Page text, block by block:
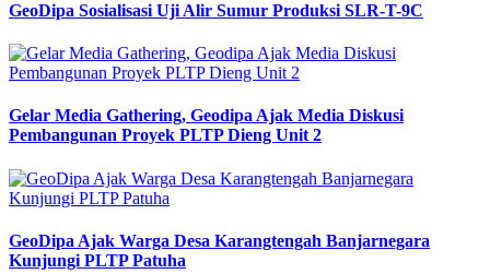
GeoDipa Sosialisasi Uji Alir Sumur Produksi SLR-T-9C
Gelar Media Gathering, Geodipa Ajak Media Diskusi
Pembangunan Proyek PLTP Dieng Unit 2
GeoDipa Ajak Warga Desa Karangtengah Banjarnegara
Kunjungi PLTP Patuha